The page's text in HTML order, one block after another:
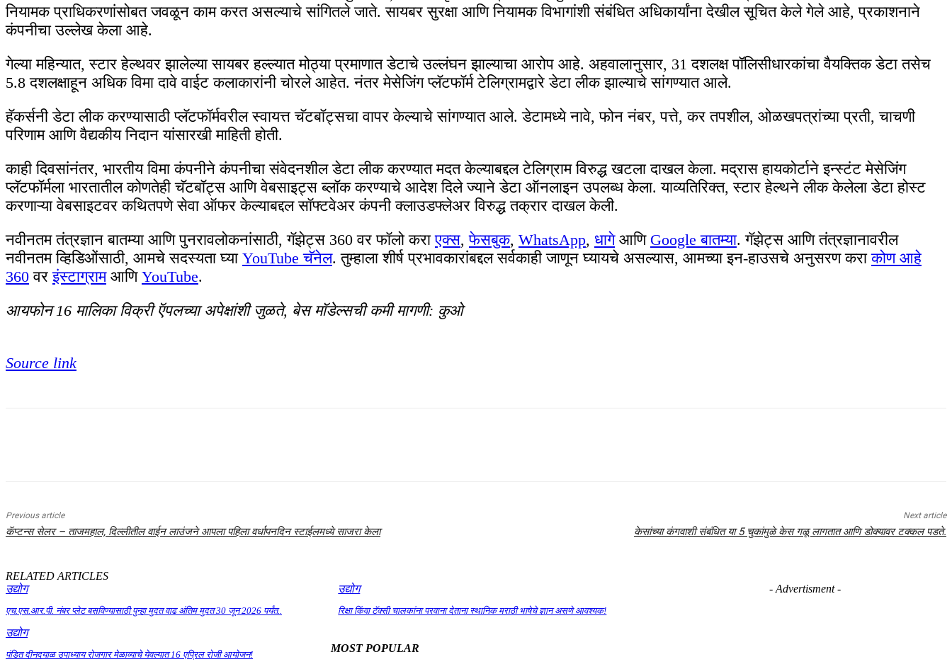
नियामक प्राधिकरणांसोबत जवळून काम करत असल्याचे सांगितले जाते. सायबर सुरक्षा आणि नियामक विभागांशी संबंधित अधिकार्यांना देखील सूचित केले गेले आहे, प्रकाशनाने
कंपनीचा उल्लेख केला आहे.
गेल्या महिन्यात, स्टार हेल्थवर झालेल्या सायबर हल्ल्यात मोठ्या प्रमाणात डेटाचे उल्लंघन झाल्याचा आरोप आहे. अहवालानुसार, 31 दशलक्ष पॉलिसीधारकांचा वैयक्तिक डेटा तसेच
5.8 दशलक्षाहून अधिक विमा दावे वाईट कलाकारांनी चोरले आहेत. नंतर मेसेजिंग प्लॅटफॉर्म टेलिग्रामद्वारे डेटा लीक झाल्याचे सांगण्यात आले.
हॅकर्सनी डेटा लीक करण्यासाठी प्लॅटफॉर्मवरील स्वायत्त चॅटबॉट्सचा वापर केल्याचे सांगण्यात आले. डेटामध्ये नावे, फोन नंबर, पत्ते, कर तपशील, ओळखपत्रांच्या प्रती, चाचणी
परिणाम आणि वैद्यकीय निदान यांसारखी माहिती होती.
काही दिवसांनंतर, भारतीय विमा कंपनीने कंपनीचा संवेदनशील डेटा लीक करण्यात मदत केल्याबद्दल टेलिग्राम विरुद्ध खटला दाखल केला. मद्रास हायकोर्टाने इन्स्टंट मेसेजिंग
प्लॅटफॉर्मला भारतातील कोणतेही चॅटबॉट्स आणि वेबसाइट्स ब्लॉक करण्याचे आदेश दिले ज्याने डेटा ऑनलाइन उपलब्ध केला. याव्यतिरिक्त, स्टार हेल्थने लीक केलेला डेटा होस्ट
करणाऱ्या वेबसाइटवर कथितपणे सेवा ऑफर केल्याबद्दल सॉफ्टवेअर कंपनी क्लाउडफ्लेअर विरुद्ध तक्रार दाखल केली.
नवीनतम तंत्रज्ञान बातम्या आणि पुनरावलोकनांसाठी, गॅझेट्स 360 वर फॉलो कराएक्स,फेसबुक, WhatsApp, धागेआणि Google बातम्या. गॅझेट्स आणि तंत्रज्ञानावरील
नवीनतम व्हिडिओंसाठी, आमचे सदस्यता घ्या YouTube चॅनेल. तुम्हाला शीर्ष प्रभावकारांबद्दल सर्वकाही जाणून घ्यायचे असल्यास, आमच्या इन-हाउसचे अनुसरण कराकोण आहे
360 वरइंस्टाग्रामआणि YouTube.
आयफोन 16 मालिका विक्री ऍपलच्या अपेक्षांशी जुळते, बेस मॉडेल्सची कमी मागणी: कुओ
Source link
Previous article
कॅप्टन्स सेलर – ताजमहाल, दिल्लीतील वाईन लाउंजने आपला पहिला वर्धापनदिन स्टाईलमध्ये साजरा केला
Next article
केसांच्या कंगवाशी संबंधित या 5 चुकांमुळे केस गळू लागतात आणि डोक्यावर टक्कल पडते.
RELATED ARTICLES
उद्योग
एच.एस.आर.पी. नंबर प्लेट बसविण्यासाठी पुन्हा मुदत वाढ अंतिम मुदत 30 जून 2026 पर्यंत..
उद्योग
रिक्षा किंवा टॅक्सी चालकांना परवाना देताना स्थानिक मराठी भाषेचे ज्ञान असणे आवश्यक!
उद्योग
पंडित दीनदयाळ उपाध्याय रोजगार मेळाव्याचे येवल्यात 16 एप्रिल रोजी आयोजन!
- Advertisment -
MOST POPULAR